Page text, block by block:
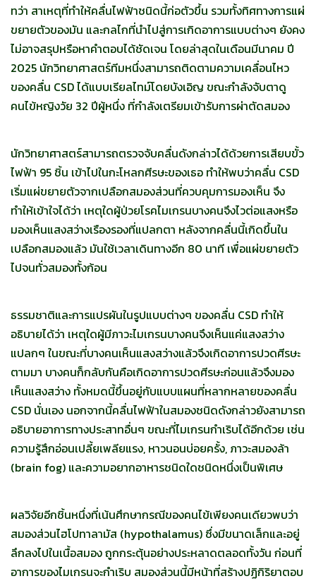
ทว่า สาเหตุที่ทำให้คลื่นไฟฟ้าชนิดนี้ก่อตัวขึ้น รวมทั้งทิศทางการแผ่
ขยายตัวของมัน และกลไกที่นำไปสู่การเกิดอาการแบบต่างๆ ยังคง
ไม่อาจสรุปหรือหาคำตอบได้ชัดเจน โดยล่าสุดในเดือนมีนาคม ปี
2025 นักวิทยาศาสตร์ทีมหนึ่งสามารถติดตามความเคลื่อนไหว
ของคลื่น CSD ได้แบบเรียลไทม์โดยบังเอิญ ขณะกำลังจับตาดู
คนไข้หญิงวัย 32 ปีผู้หนึ่ง ที่กำลังเตรียมเข้ารับการผ่าตัดสมอง
นักวิทยาศาสตร์สามารถตรวจจับคลื่นดังกล่าวได้ด้วยการเสียบขั้ว
ไฟฟ้า 95 ชิ้น เข้าไปในกะโหลกศีรษะของเธอ ทำให้พบว่าคลื่น CSD
เริ่มแผ่ขยายตัวจากเปลือกสมองส่วนที่ควบคุมการมองเห็น จึง
ทำให้เข้าใจได้ว่า เหตุใดผู้ป่วยโรคไมเกรนบางคนจึงไวต่อแสงหรือ
มองเห็นแสงสว่างเรืองรองที่แปลกตา หลังจากคลื่นนี้เกิดขึ้นใน
เปลือกสมองแล้ว มันใช้เวลาเดินทางอีก 80 นาที เพื่อแผ่ขยายตัว
ไปจนทั่วสมองทั้งก้อน
ธรรมชาติและการแปรผันในรูปแบบต่างๆ ของคลื่น CSD ทำให้
อธิบายได้ว่า เหตุใดผู้มีภาวะไมเกรนบางคนจึงเห็นแค่แสงสว่าง
แปลกๆ ในขณะที่บางคนเห็นแสงสว่างแล้วจึงเกิดอาการปวดศีรษะ
ตามมา บางคนก็กลับกันคือเกิดอาการปวดศีรษะก่อนแล้วจึงมอง
เห็นแสงสว่าง ทั้งหมดนี้ขึ้นอยู่กับแบบแผนที่หลากหลายของคลื่น
CSD นั่นเอง นอกจากนี้คลื่นไฟฟ้าในสมองชนิดดังกล่าวยังสามารถ
อธิบายอาการทางประสาทอื่นๆ ขณะที่ไมเกรนกำเริบได้อีกด้วย เช่น
ความรู้สึกอ่อนเปลี้ยเพลียแรง, หาวนอนบ่อยครั้ง, ภาวะสมองล้า
(brain fog) และความอยากอาหารชนิดใดชนิดหนึ่งเป็นพิเศษ
ผลวิจัยอีกชิ้นหนึ่งที่เน้นศึกษากรณีของคนไข้เพียงคนเดียวพบว่า
สมองส่วนไฮโปทาลามัส (hypothalamus) ซึ่งมีขนาดเล็กและอยู่
ลึกลงไปในเนื้อสมอง ถูกกระตุ้นอย่างประหลาดตลอดทั้งวัน ก่อนที่
อาการของไมเกรนจะกำเริบ สมองส่วนนี้มีหน้าที่สร้างปฏิกิริยาตอบ